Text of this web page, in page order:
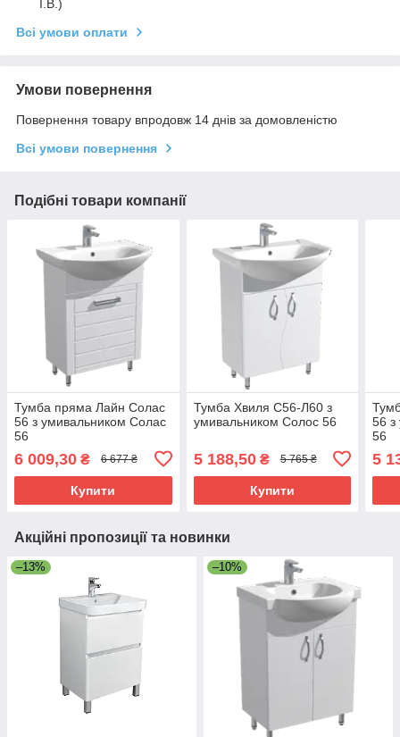
І.В.)
Всі умови оплати
Умови повернення
Повернення товару впродовж 14 днів за домовленістю
Всі умови повернення
Подібні товари компанії
Тумба пряма Лайн Солас
56 з умивальником Солас
56
6 009,30 ₴ 6 677 ₴
Купити
Тумба Хвиля С56-Л60 з
умивальником Солос 56
5 188,50₴ 5 765 ₴
Купити
56 з
56
5
Акційні пропозиції та новинки
–13% –10%